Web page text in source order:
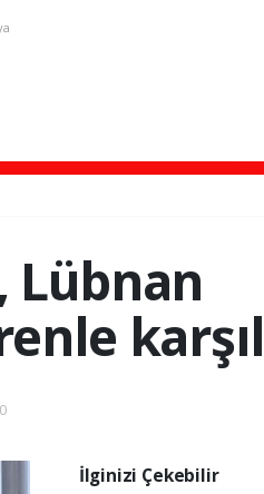
Lübnan
İlginizi Çekebilir